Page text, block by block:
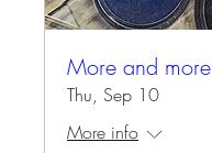
More and more
Thu, Sep 10
More info